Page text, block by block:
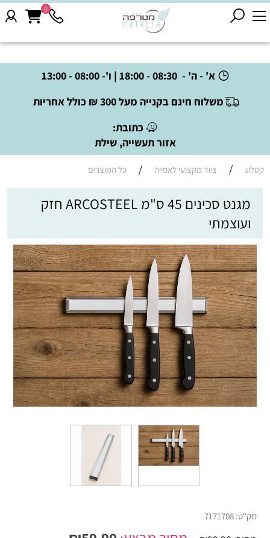
א' - ה' - 08:30 - 18:00 | ו'- 08:00 - 13:00
משלוח חינם בקנייה מעל 300 ₪ כולל אחריות
כתובת:
אזור תעשייה, שילת
0
קטלוג / ציוד מקצועי לאפייה / כל המוצרים
מגנט סכינים 45 ס"מ ARCOSTEEL חזק
ועוצמתי
מק"ט: 7171708